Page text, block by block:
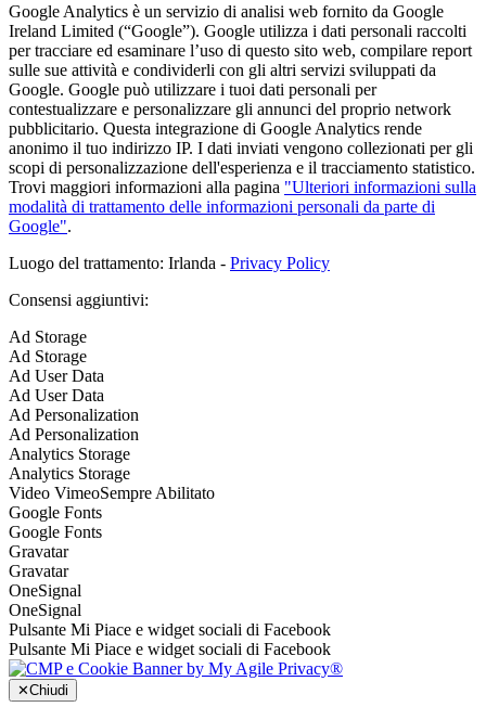
Google Analytics è un servizio di analisi web fornito da Google
Ireland Limited (“Google”). Google utilizza i dati personali raccolti
per tracciare ed esaminare l’uso di questo sito web, compilare report
sulle sue attività e condividerli con gli altri servizi sviluppati da
Google. Google può utilizzare i tuoi dati personali per
contestualizzare e personalizzare gli annunci del proprio network
pubblicitario. Questa integrazione di Google Analytics rende
anonimo il tuo indirizzo IP. I dati inviati vengono collezionati per gli
scopi di personalizzazione dell'esperienza e il tracciamento statistico.
Trovi maggiori informazioni alla pagina "Ulteriori informazioni sulla
modalità di trattamento delle informazioni personali da parte di
Google".
Luogo del trattamento: Irlanda - Privacy Policy
Consensi aggiuntivi:
Ad Storage
Ad Storage
Ad User Data
Ad User Data
Ad Personalization
Ad Personalization
Analytics Storage
Analytics Storage
Video VimeoSempre Abilitato
Google Fonts
Google Fonts
Gravatar
Gravatar
OneSignal
OneSignal
Pulsante Mi Piace e widget sociali di Facebook
Pulsante Mi Piace e widget sociali di Facebook
✕Chiudi